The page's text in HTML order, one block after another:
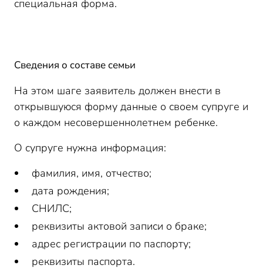
специальная форма.
Сведения о составе семьи
На этом шаге заявитель должен внести в
открывшуюся форму данные о своем супруге и
о каждом несовершеннолетнем ребенке.
О супруге нужна информация:
фамилия, имя, отчество;
дата рождения;
СНИЛС;
реквизиты актовой записи о браке;
адрес регистрации по паспорту;
реквизиты паспорта.